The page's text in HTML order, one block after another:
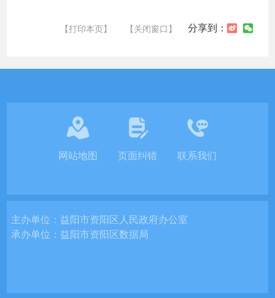
【打印本页】 【关闭窗口】 分享到：
网站地图 页面纠错 联系我们
主办单位：益阳市资阳区人民政府办公室
承办单位：益阳市资阳区数据局